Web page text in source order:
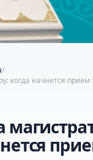
/
когда начнется прием